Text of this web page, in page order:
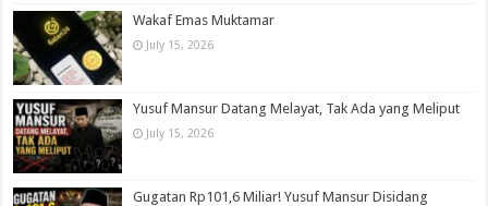
Wakaf Emas Muktamar
July 15, 2026
Yusuf Mansur Datang Melayat, Tak Ada yang Meliput
July 15, 2026
Gugatan Rp101,6 Miliar! Yusuf Mansur Disidang